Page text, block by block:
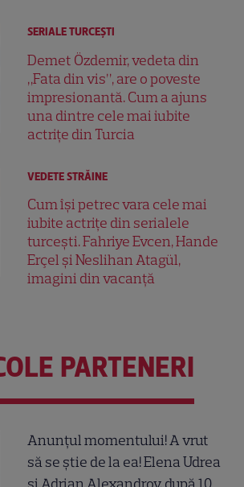
SERIALE TURCEŞTI
Demet Özdemir, vedeta din
„Fata din vis”, are o poveste
impresionantă. Cum a ajuns
una dintre cele mai iubite
actrițe din Turcia
VEDETE STRĂINE
Cum își petrec vara cele mai
iubite actrițe din serialele
turcești. Fahriye Evcen, Hande
Erçel și Neslihan Atagül,
imagini din vacanță
PARTENERI
Anunțul momentului! A vrut
să se știe de la ea! Elena Udrea